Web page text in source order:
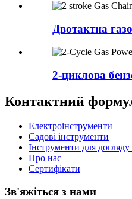
Двотактна
2-циклова
Контактний
Електроінструменти
Садові інструменти
Інструменти для догляду
Про нас
Сертифікати
Зв'яжіться з нами